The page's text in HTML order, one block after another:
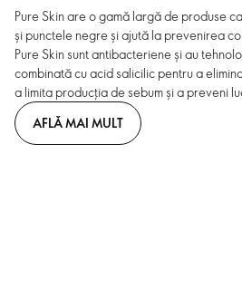
Pure Skin are o gamă largă de produse
și punctele negre și ajută la prevenirea
Pure Skin sunt antibacteriene și au
combinată cu acid salicilic pentru a
a limita producția de sebum și a preveni
AFLĂ MAI MULT